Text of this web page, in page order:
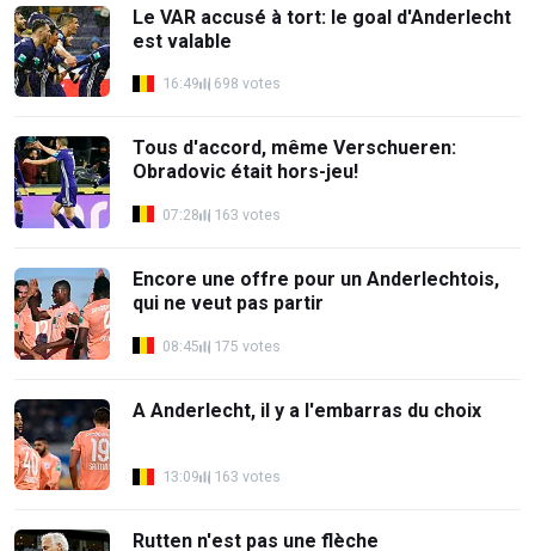
Le VAR accusé à tort: le goal d'Anderlecht
est valable
16:49 698 votes
Tous d'accord, même Verschueren:
Obradovic était hors-jeu!
07:28 163 votes
Encore une offre pour un Anderlechtois,
qui ne veut pas partir
08:45 175 votes
A Anderlecht, il y a l'embarras du choix
13:09 163 votes
Rutten n'est pas une flèche